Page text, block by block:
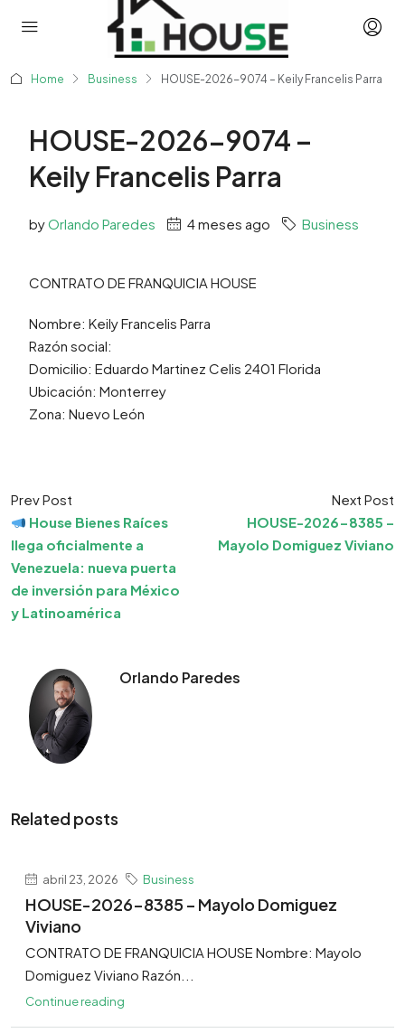
Home Business HOUSE-2026-9074 – Keily Francelis Parra
HOUSE-2026-9074 –
Keily Francelis Parra
byOrlando Paredes 4 meses ago Business
CONTRATO DE FRANQUICIA HOUSE
Nombre: Keily Francelis Parra
Razón social:
Domicilio: Eduardo Martinez Celis 2401 Florida
Ubicación: Monterrey
Zona: Nuevo León
Prev Post
House Bienes Raíces
llega oficialmente a
Venezuela: nueva puerta
de inversión para México
y Latinoamérica
Next Post
HOUSE-2026-8385 –
Mayolo Domiguez Viviano
Orlando Paredes
Related posts
abril 23, 2026 Business
HOUSE-2026-8385 – Mayolo Domiguez
Viviano
CONTRATO DE FRANQUICIA HOUSE Nombre: Mayolo
Domiguez Viviano Razón...
Continue reading